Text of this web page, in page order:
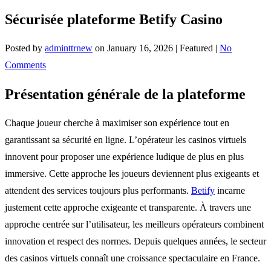
Sécurisée plateforme Betify Casino
Posted by adminttrnew on January 16, 2026 | Featured | No
Comments
Présentation générale de la plateforme
Chaque joueur cherche à maximiser son expérience tout en
garantissant sa sécurité en ligne. L’opérateur les casinos virtuels
innovent pour proposer une expérience ludique de plus en plus
immersive. Cette approche les joueurs deviennent plus exigeants et
attendent des services toujours plus performants. Betify incarne
justement cette approche exigeante et transparente. À travers une
approche centrée sur l’utilisateur, les meilleurs opérateurs combinent
innovation et respect des normes. Depuis quelques années, le secteur
des casinos virtuels connaît une croissance spectaculaire en France.